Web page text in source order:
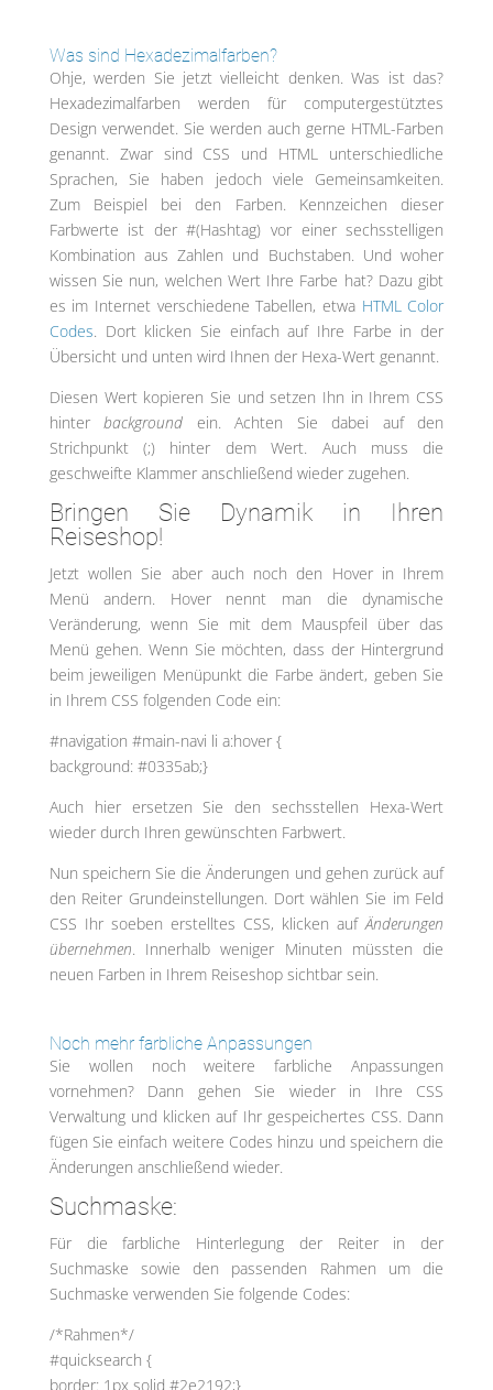
Was sind Hexadezimalfarben?
Ohje, werden Sie jetzt vielleicht denken. Was ist das?
Hexadezimalfarben werden für computergestütztes
Design verwendet. Sie werden auch gerne HTML-Farben
genannt. Zwar sind CSS und HTML unterschiedliche
Sprachen, Sie haben jedoch viele Gemeinsamkeiten.
Zum Beispiel bei den Farben. Kennzeichen dieser
Farbwerte ist der #(Hashtag) vor einer sechsstelligen
Kombination aus Zahlen und Buchstaben. Und woher
wissen Sie nun, welchen Wert Ihre Farbe hat? Dazu gibt
es im Internet verschiedene Tabellen, etwa HTML Color
Codes. Dort klicken Sie einfach auf Ihre Farbe in der
Übersicht und unten wird Ihnen der Hexa-Wert genannt.
Diesen Wert kopieren Sie und setzen Ihn in Ihrem CSS
hinterbackground ein. Achten Sie dabei auf den
Strichpunkt (;) hinter dem Wert. Auch muss die
geschweifte Klammer anschließend wieder zugehen.
Bringen Sie Dynamik in Ihren
Reiseshop!
Jetzt wollen Sie aber auch noch den Hover in Ihrem
Menü andern. Hover nennt man die dynamische
Veränderung, wenn Sie mit dem Mauspfeil über das
Menü gehen. Wenn Sie möchten, dass der Hintergrund
beim jeweiligen Menüpunkt die Farbe ändert, geben Sie
in Ihrem CSS folgenden Code ein:
#navigation #main-navi li a:hover {
background: #0335ab;}
Auch hier ersetzen Sie den sechsstellen Hexa-Wert
wieder durch Ihren gewünschten Farbwert.
Nun speichern Sie die Änderungen und gehen zurück auf
den Reiter Grundeinstellungen. Dort wählen Sie im Feld
CSS Ihr soeben erstelltes CSS, klicken aufÄnderungen
übernehmen. Innerhalb weniger Minuten müssten die
neuen Farben in Ihrem Reiseshop sichtbar sein.
Noch mehr farbliche Anpassungen
Sie wollen noch weitere farbliche Anpassungen
vornehmen? Dann gehen Sie wieder in Ihre CSS
Verwaltung und klicken auf Ihr gespeichertes CSS. Dann
fügen Sie einfach weitere Codes hinzu und speichern die
Änderungen anschließend wieder.
Suchmaske:
Für die farbliche Hinterlegung der Reiter in der
Suchmaske sowie den passenden Rahmen um die
Suchmaske verwenden Sie folgende Codes:
/*Rahmen*/
#quicksearch {
border: 1px solid #2e2192;}